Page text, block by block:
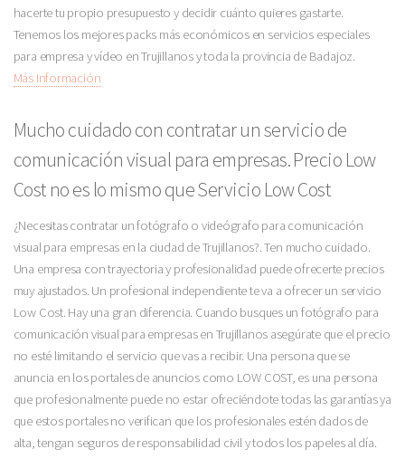
hacerte tu propio presupuesto y decidir cuánto quieres gastarte.
Tenemos los mejores packs más económicos en servicios especiales
para empresa y vídeo en Trujillanos y toda la provincia de Badajoz.
Más Información
Mucho cuidado con contratar un servicio de
comunicación visual para empresas. Precio Low
Cost no es lo mismo que Servicio Low Cost
¿Necesitas contratar un fotógrafo o videógrafo para comunicación
visual para empresas en la ciudad de Trujillanos?. Ten mucho cuidado.
Una empresa con trayectoria y profesionalidad puede ofrecerte precios
muy ajustados. Un profesional independiente te va a ofrecer un servicio
Low Cost. Hay una gran diferencia. Cuando busques un fotógrafo para
comunicación visual para empresas en Trujillanos asegúrate que el precio
no esté limitando el servicio que vas a recibir. Una persona que se
anuncia en los portales de anuncios como LOW COST, es una persona
que profesionalmente puede no estar ofreciéndote todas las garantías ya
que estos portales no verifican que los profesionales estén dados de
alta, tengan seguros de responsabilidad civil y todos los papeles al día.